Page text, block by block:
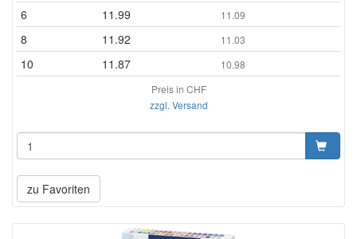
6 11.99 11.09
8 11.92 11.03
10 11.87
10.98
Preis in CHF
zzgl. Versand
zu Favoriten